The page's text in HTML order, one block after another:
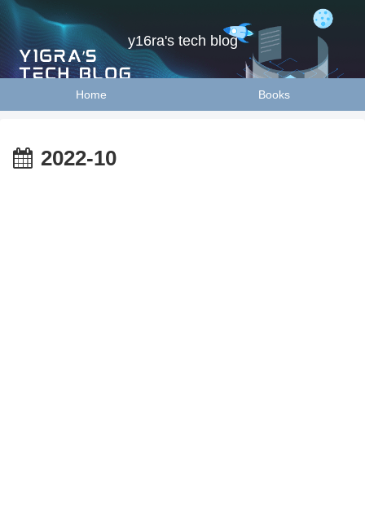
y16ra's tech blog
Home Books
2022-10